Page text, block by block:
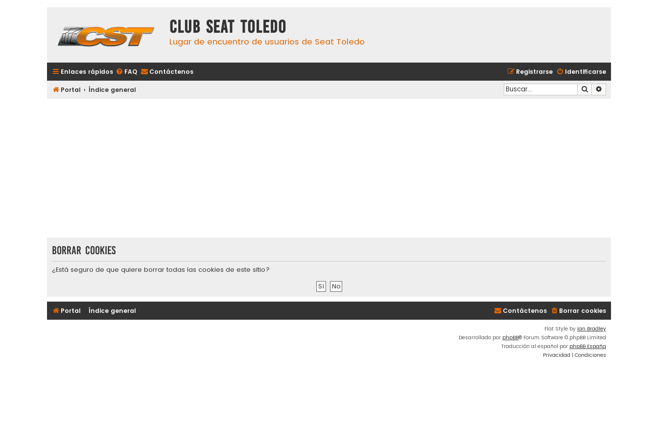
Club Seat Toledo
Lugar de encuentro de usuarios de Seat Toledo
Enlaces rápidos FAQ Contáctenos Identificarse
Registrarse
Portal Índice general Buscar
Borrar cookies
¿Está seguro de que quiere borrar todas las cookies de este sitio?
Portal Índice general Borrar cookies
Contáctenos
Flat Style by Ian Bradley
Desarrollado por phpBB® Forum Software © phpBB Limited
Traducción al español por phpBB España
Privacidad | Condiciones